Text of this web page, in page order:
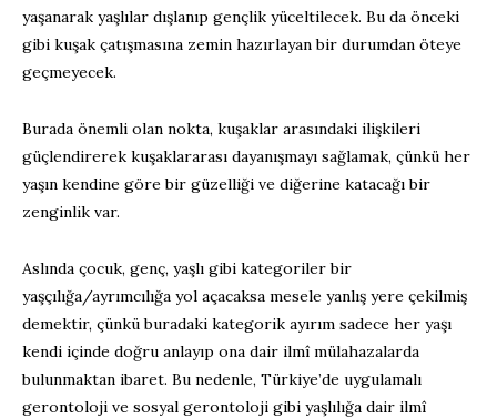
yaşanarak yaşlılar dışlanıp gençlik yüceltilecek. Bu da önceki
gibi kuşak çatışmasına zemin hazırlayan bir durumdan öteye
geçmeyecek.
Burada önemli olan nokta, kuşaklar arasındaki ilişkileri
güçlendirerek kuşaklararası dayanışmayı sağlamak, çünkü her
yaşın kendine göre bir güzelliği ve diğerine katacağı bir
zenginlik var.
Aslında çocuk, genç, yaşlı gibi kategoriler bir
yaşçılığa/ayrımcılığa yol açacaksa mesele yanlış yere çekilmiş
demektir, çünkü buradaki kategorik ayırım sadece her yaşı
kendi içinde doğru anlayıp ona dair ilmî mülahazalarda
bulunmaktan ibaret. Bu nedenle, Türkiye’de uygulamalı
gerontoloji ve sosyal gerontoloji gibi yaşlılığa dair ilmî